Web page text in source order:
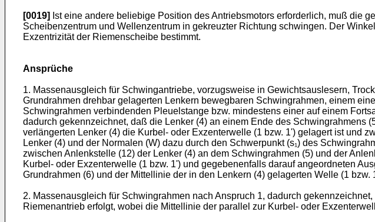
[0019] Ist eine andere beliebige Position des Antriebsmotors er­forderlich, muß die
Scheibenzen­trum und Wellenzentrum in gekreuzter Richtung schwingen. Der
Exzentrizität der Riemenscheibe bestimmt.
Ansprüche
1. Massenausgleich für Schwingantriebe, vorzugsweise in Ge­wichtsauslesern,
Grundrahmen dreh­bar gelagerten Lenkern bewegbaren Schwingrahmen, einem
Schwingrahmen verbindenden Pleuelstange bzw. mindestens einer auf einem
dadurch gekennzeichnet, daß die Lenker (4) an einem Ende des Schwingrahmens
verlängerten Lenker (4) die Kurbel- oder Exzenterwelle (1 bzw. 1ʹ) gelagert ist und
Lenker (4) und der Normalen (W) dazu durch den Schwerpunkt (s₁) des
zwischen Anlenkstelle (12) der Lenker (4) an dem Schwingrahmen (5) und der
Kurbel- oder Exzenterwelle (1 bzw. 1ʹ) und gegebenenfalls darauf angeordneten
Grundrahmen (6) und der Mittellinie der in den Lenkern (4) gelagerten Welle (1 bzw.
2. Massenausgleich für Schwingrahmen nach Anspruch 1, dadurch
Riemenantrieb erfolgt, wobei die Mittellinie der parallel zur Kurbel- oder